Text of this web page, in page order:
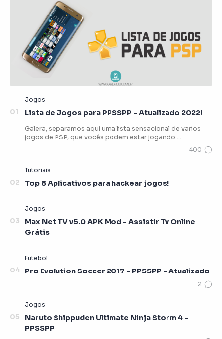
Lista de Jogos para PPSSPP - Atualizado 2022!
Galera, separamos aqui uma lista sensacional de varios
jogos de PSP, que vocês podem estar jogando …
Top 8 Aplicativos para hackear jogos!
Max Net TV v5.0 APK Mod - Assistir Tv Online
Grátis
Pro Evolution Soccer 2017 - PPSSPP - Atualizado
Naruto Shippuden Ultimate Ninja Storm 4 -
PPSSPP